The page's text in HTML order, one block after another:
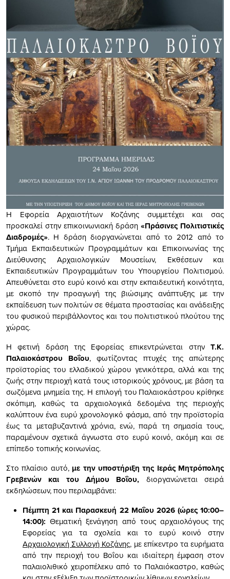
Η Εφορεία Αρχαιοτήτων Κοζάνης συμμετέχει και σας
προσκαλεί στην επικοινωνιακή δράση «Πράσινες Πολιτιστικές
Διαδρομές». Η δράση διοργανώνεται από το 2012 από το
Τμήμα Εκπαιδευτικών Προγραμμάτων και Επικοινωνίας της
Διεύθυνσης Αρχαιολογικών Μουσείων, Εκθέσεων και
Εκπαιδευτικών Προγραμμάτων του Υπουργείου Πολιτισμού.
Απευθύνεται στο ευρύ κοινό και στην εκπαιδευτική κοινότητα,
με σκοπό την προαγωγή της βιώσιμης ανάπτυξης με την
εκπαίδευση των πολιτών σε θέματα προστασίας και ανάδειξης
του φυσικού περιβάλλοντος και του πολιτιστικού πλούτου της
χώρας.
Η φετινή δράση της Εφορείας επικεντρώνεται στην Τ.Κ.
Παλαιοκάστρου Βοΐου, φωτίζοντας πτυχές της απώτερης
προϊστορίας του ελλαδικού χώρου γενικότερα, αλλά και της
ζωής στην περιοχή κατά τους ιστορικούς χρόνους, με βάση τα
σωζόμενα μνημεία της. Η επιλογή του Παλαιοκάστρου κρίθηκε
σκόπιμη, καθώς τα αρχαιολογικά δεδομένα της περιοχής
καλύπτουν ένα ευρύ χρονολογικό φάσμα, από την προϊστορία
έως τα μεταβυζαντινά χρόνια, ενώ, παρά τη σημασία τους,
παραμένουν σχετικά άγνωστα στο ευρύ κοινό, ακόμη και σε
επίπεδο τοπικής κοινωνίας.
Στο πλαίσιο αυτό, με την υποστήριξη της Ιεράς Μητρόπολης
Γρεβενών και του Δήμου Βοΐου, διοργανώνεται σειρά
εκδηλώσεων, που περιλαμβάνει:
Πέμπτη 21 και Παρασκευή 22 Μαΐου 2026 (ώρες 10:00–
14:00):Θεματική ξενάγηση από τους αρχαιολόγους της
Εφορείας για τα σχολεία και το ευρύ κοινό στην
Αρχαιολογική Συλλογή Κοζάνης, με επίκεντρο τα ευρήματα
από την περιοχή του Βοΐου και ιδιαίτερη έμφαση στον
παλαιολιθικό χειροπέλεκυ από το Παλαιόκαστρο, καθώς